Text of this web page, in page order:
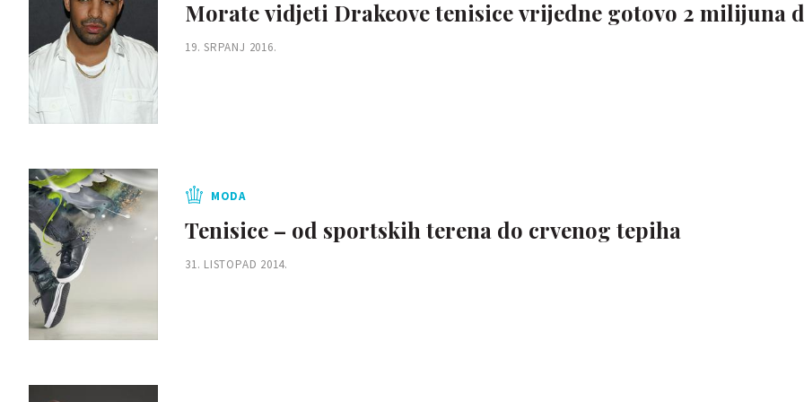
Morate vidjeti Drakeove tenisice vrijedne gotovo 2 milijuna
19. SRPANJ 2016.
MODA
Tenisice – od sportskih terena do crvenog tepiha
31. LISTOPAD 2014.